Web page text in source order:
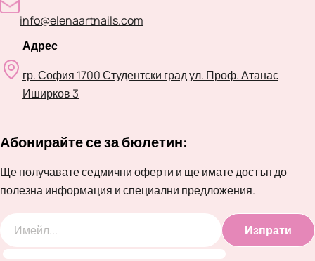
info@elenaartnails.com
Адрес
гр. София 1700 Студентски град ул. Проф. Атанас
Иширков 3
Абонирайте се за бюлетин:
Ще получавате седмични оферти и ще имате достъп до
полезна информация и специални предложения.
Изпрати